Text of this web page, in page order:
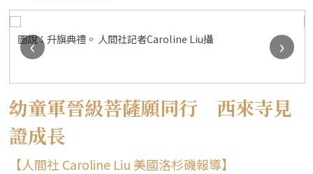
圖說：升旗典禮。 人間社記者Caroline Liu攝
‹ ›
幼童軍晉級菩薩願同行 西來寺見
證成長
【人間社 Caroline Liu 美國洛杉磯報導】